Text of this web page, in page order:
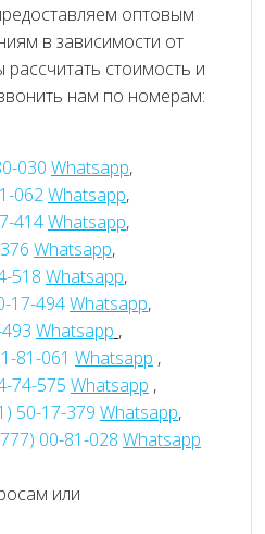
оптовым
в зависимости от
стоимость и
нам по номерам:
030 Whatsapp,
062Whatsapp,
414Whatsapp,
Whatsapp,
518 Whatsapp,
17-494Whatsapp,
Whatsapp ,
81-061 Whatsapp ,
74-575 Whatsapp ,
50-17-379 Whatsapp,
00-81-028 Whatsapp
или